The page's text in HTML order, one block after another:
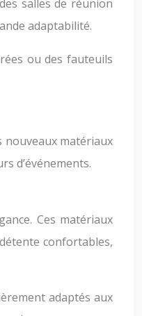
salles de réunion
adaptabilité.
ou des fauteuils
nouveaux matériaux
d’événements.
Ces matériaux
confortables,
adaptés aux